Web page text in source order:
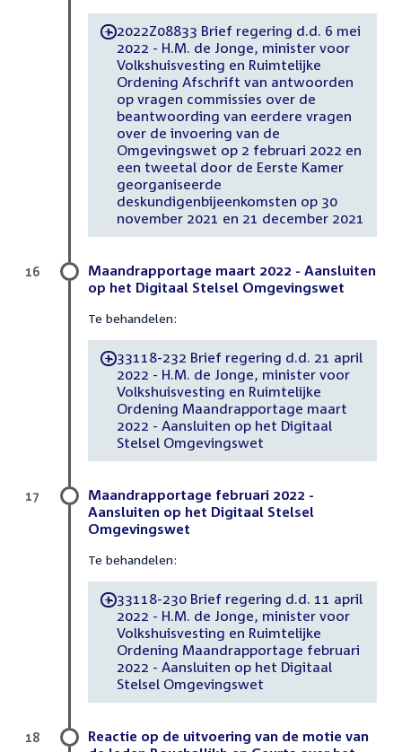
-2022Z08833 Brief regering d.d. 6 mei
2022 - H.M. de Jonge, minister voor
Volkshuisvesting en Ruimtelijke
Ordening Afschrift van antwoorden
op vragen commissies over de
beantwoording van eerdere vragen
over de invoering van de
Omgevingswet op 2 februari 2022 en
een tweetal door de Eerste Kamer
georganiseerde
deskundigenbijeenkomsten op 30
november 2021 en 21 december 2021
Maandrapportage maart 2022 - Aansluiten
op het Digitaal Stelsel Omgevingswet
Te behandelen:
-33118-232 Brief regering d.d. 21 april
2022 - H.M. de Jonge, minister voor
Volkshuisvesting en Ruimtelijke
Ordening Maandrapportage maart
2022 - Aansluiten op het Digitaal
Stelsel Omgevingswet
16
Maandrapportage februari 2022 -
Aansluiten op het Digitaal Stelsel
Omgevingswet
Te behandelen:
-33118-230 Brief regering d.d. 11 april
2022 - H.M. de Jonge, minister voor
Volkshuisvesting en Ruimtelijke
Ordening Maandrapportage februari
2022 - Aansluiten op het Digitaal
Stelsel Omgevingswet
17
Reactie op de uitvoering van de motie van
18